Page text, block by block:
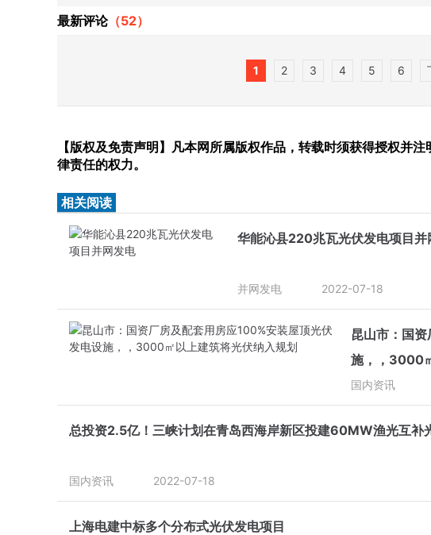
最新评论（52）
1 2 3 4 5 6
【版权及免责声明】凡本网所属版权作品，转载时须获得授权并
律责任的权力。
相关阅读
华能沁县220兆瓦光伏发电项目并
并网发电 2022-07-18
昆山市：国
施，，3000
国内资讯
总投资2.5亿！三峡计划在青岛西海岸新区投建60MW渔光互补
国内资讯 2022-07-18
上海电建中标多个分布式光伏发电项目